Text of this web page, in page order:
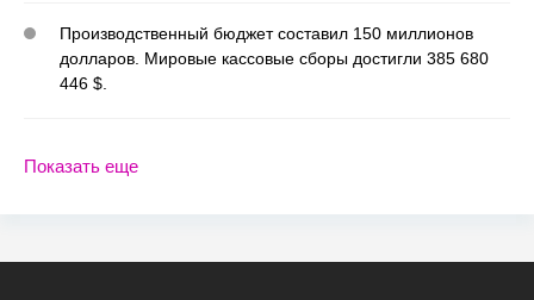
Производственный бюджет составил 150 миллионов
долларов. Мировые кассовые сборы достигли 385 680
446 $.
Показать еще